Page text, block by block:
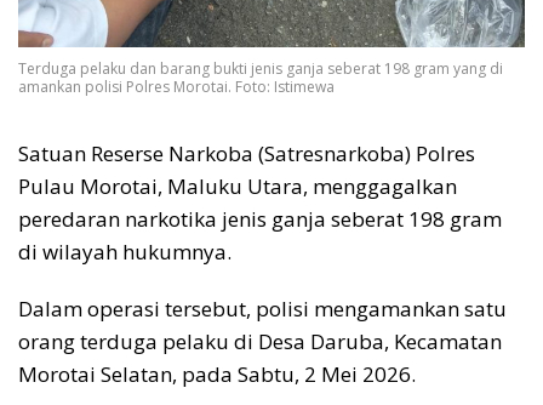
Terduga pelaku dan barang bukti jenis ganja seberat 198 gram yang di
amankan polisi Polres Morotai. Foto: Istimewa
Satuan Reserse Narkoba (Satresnarkoba) Polres
Pulau Morotai, Maluku Utara, menggagalkan
peredaran narkotika jenis ganja seberat 198 gram
di wilayah hukumnya.
Dalam operasi tersebut, polisi mengamankan satu
orang terduga pelaku di Desa Daruba, Kecamatan
Morotai Selatan, pada Sabtu, 2 Mei 2026.